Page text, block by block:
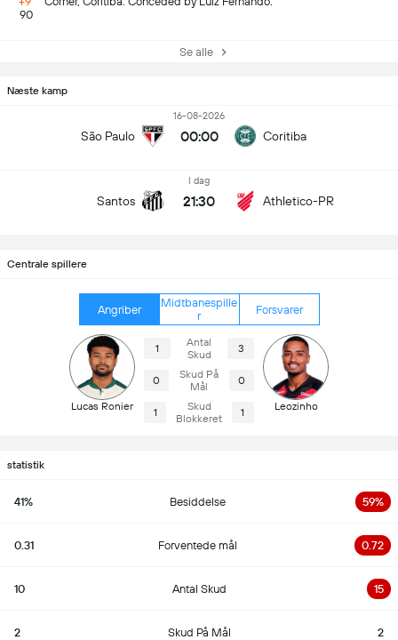
90
Se alle
Næste kamp
São Paulo
16-08-2026
00:00 Coritiba
Santos
I dag
21:30 Athletico-PR
Centrale spillere
Angriber
Midtbanespille
r
Forsvarer
Lucas Ronier
1
Antal
Skud
3
0
Skud På
Mål
0
1
Skud
Blokkeret
1 Leozinho
statistik
41% Besiddelse 59%
0.31 Forventede mål 0.72
10 Antal Skud 15
2 Skud På Mål 2